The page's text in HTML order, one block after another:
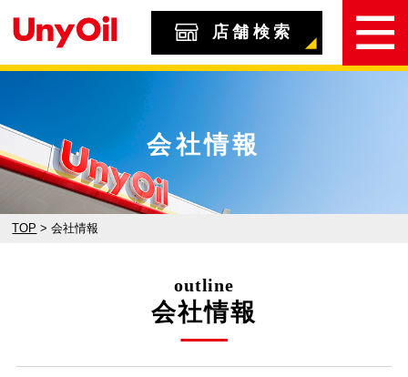
店舗検索
会社情報
TOP >会社情報
outline
会社情報